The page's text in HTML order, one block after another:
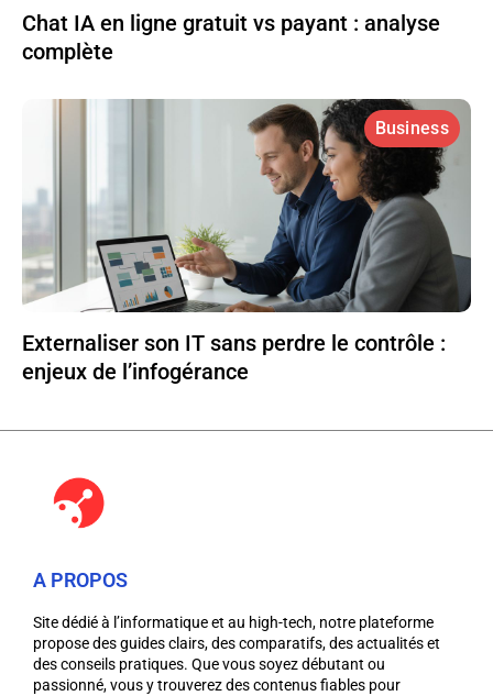
Chat IA en ligne gratuit vs payant : analyse
complète
Business
Externaliser son IT sans perdre le contrôle :
enjeux de l’infogérance
A PROPOS
Site dédié à l’informatique et au high-tech, notre plateforme
propose des guides clairs, des comparatifs, des actualités et
des conseils pratiques. Que vous soyez débutant ou
passionné, vous y trouverez des contenus fiables pour